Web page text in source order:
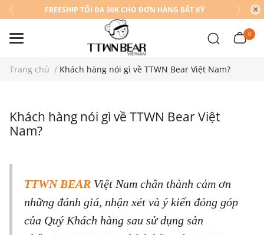
FREESHIP TỐI ĐA 30K CHO ĐƠN HÀNG BẤT KỲ
0
Trang chủ / Khách hàng nói gì về TTWN Bear Việt Nam?
Khách hàng nói gì về TTWN Bear Việt
Nam?
TTWN BEAR Việt Nam chân thành cảm ơn
những đánh giá, nhận xét và ý kiến đóng góp
của Quý Khách hàng sau sử dụng sản